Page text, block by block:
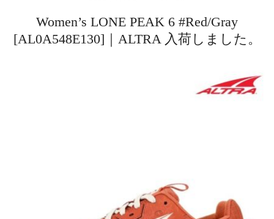
Women’s LONE PEAK 6 #Red/Gray
[AL0A548E130]｜ALTRA 入荷しました。